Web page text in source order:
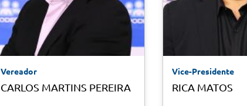
Vereador
CARLOS MARTINS PEREIRA
Vice-Presidente
RICA MATOS